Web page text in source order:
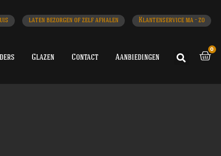
laten bezorgen of zelf afhalen Klantenservice ma - zo
Glazen Contact Aanbiedingen
0